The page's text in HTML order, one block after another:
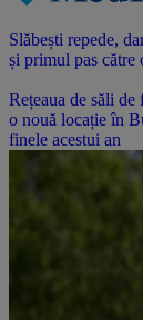
Slăbești repede,
și primul pas către
Rețeaua de săli
o nouă locație în
finele acestui an